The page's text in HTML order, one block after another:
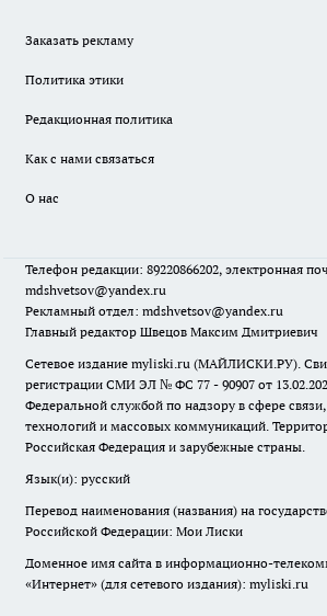
Заказать рекламу
Политика этики
Редакционная политика
Как с нами связаться
О нас
Телефон редакции: 89220866202, электронная
mdshvetsov@yandex.ru
Рекламный отдел: mdshvetsov@yandex.ru
Главный редактор Швецов Максим Дмитриевич
Сетевое издание myliski.ru (МАЙЛИСКИ.РУ).
регистрации СМИ ЭЛ № ФС 77 - 90907 от
Федеральной службой по надзору в сфере
технологий и массовых коммуникаций.
Российская Федерация и зарубежные страны.
Язык(и): русский
Перевод наименования (названия) на
Российской Федерации: Мои Лиски
Доменное имя сайта в информационно-
«Интернет» (для сетевого издания): myliski.ru